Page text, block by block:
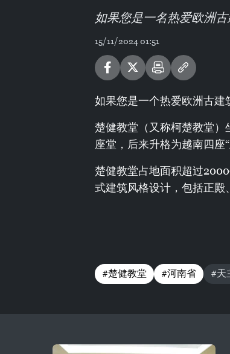
如果您是一名热爱欧洲
15/11/2024 01:51
如果您是一个热爱欧洲古建
楚健教堂（又称柯楚教堂
座堂，后来升格为越南四座“
楚健教堂占地面积超过
式建筑风格设计，包括正
#楚健教堂 #河南省 #天